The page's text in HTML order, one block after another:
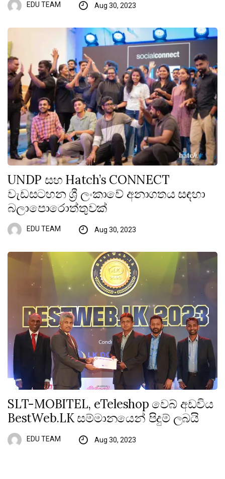
EDU TEAM Aug 30, 2023
UNDP සහ Hatch’s CONNECT
වැඩසටහන ශ්‍රී ලංකාවේ අනාගතය සඳහා
බලාපොරොත්තුවක්
EDU TEAM Aug 30, 2023
SLT-MOBITEL, eTeleshop වෙබ් අඩවිය
BestWeb.LK සම්මානයෙන් පිදුම් ලබයි
EDU TEAM Aug 30, 2023